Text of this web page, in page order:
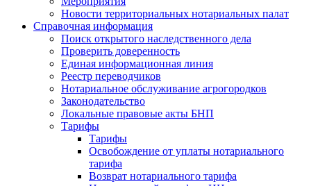
Новости территориальных нотариальных палат
Справочная информация
Поиск открытого наследственного дела
Проверить доверенность
Единая информационная линия
Реестр переводчиков
Нотариальное обслуживание агрогородков
Законодательство
Локальные правовые акты БНП
Тарифы
Тарифы
Освобождение от уплаты нотариального
тарифа
Возврат нотариального тарифа